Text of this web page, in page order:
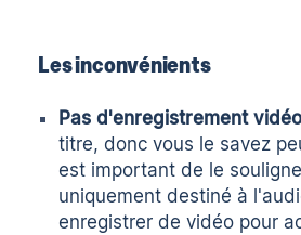
Les inconvénients
Pas d'enregistrement
titre, donc vous le savez
est important de le
uniquement destiné à
enregistrer de vidéo pour